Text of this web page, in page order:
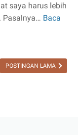
saya harus lebih
Pasalnya… Baca
POSTINGAN LAMA